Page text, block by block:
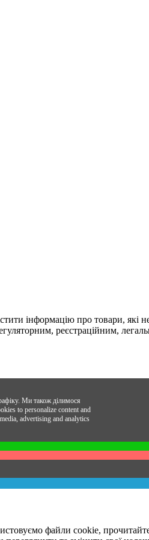
інформацію про товари, які
реєстраційним,
Ми також ділимося
to personalize content and
advertising and analytics
файли cookie,